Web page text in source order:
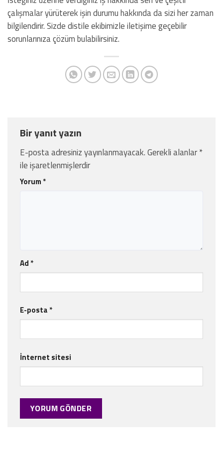
çalışmalar yürüterek işin durumu hakkında da sizi her zaman
bilgilendirir. Sizde distile ekibimizle iletişime geçebilir
sorunlarınıza çözüm bulabilirsiniz.
Bir yanıt yazın
E-posta adresiniz yayınlanmayacak.Gerekli alanlar*
ile işaretlenmişlerdir
Yorum *
Ad *
E-posta *
İnternet sitesi